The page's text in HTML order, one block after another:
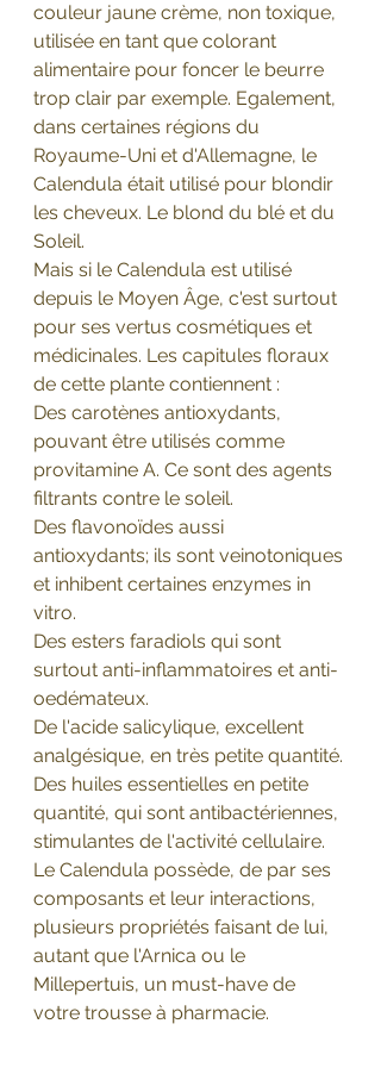
couleur jaune crème, non toxique,
utilisée en tant que colorant
alimentaire pour foncer le beurre
trop clair par exemple. Egalement,
dans certaines régions du
Royaume-Uni et d'Allemagne, le
Calendula était utilisé pour blondir
les cheveux. Le blond du blé et du
Soleil.
Mais si le Calendula est utilisé
depuis le Moyen Âge, c'est surtout
pour ses vertus cosmétiques et
médicinales. Les capitules floraux
de cette plante contiennent :
Des carotènes antioxydants,
pouvant être utilisés comme
provitamine A. Ce sont des agents
filtrants contre le soleil.
Des flavonoïdes aussi
antioxydants; ils sont veinotoniques
et inhibent certaines enzymes in
vitro.
Des esters faradiols qui sont
surtout anti-inflammatoires et anti-
oedémateux.
De l'acide salicylique, excellent
analgésique, en très petite quantité.
Des huiles essentielles en petite
quantité, qui sont antibactériennes,
stimulantes de l'activité cellulaire.
Le Calendula possède, de par ses
composants et leur interactions,
plusieurs propriétés faisant de lui,
autant que l'Arnica ou le
Millepertuis, un must-have de
votre trousse à pharmacie.